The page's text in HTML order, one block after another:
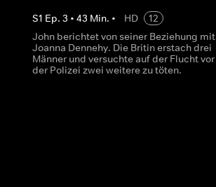
S1 Ep. 3 • 43 Min. • HD
12
John berichtet von seiner Beziehung mit
Joanna Dennehy. Die Britin erstach drei
Männer und versuchte auf der Flucht vor
der Polizei zwei weitere zu töten.